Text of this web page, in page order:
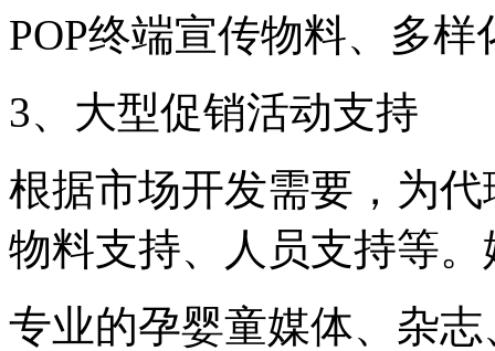
POP终端宣传物料、多
3、大型促销活动支持
根据市场开发需要，为
物料支持、人员支持等
专业的孕婴童媒体、杂